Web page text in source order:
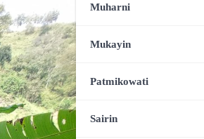
Muharni
Mukayin
Patmikowati
Sairin